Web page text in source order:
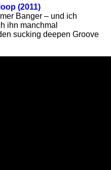
(2011)
Banger – und ich
ihn manchmal
sucking deepen Groove